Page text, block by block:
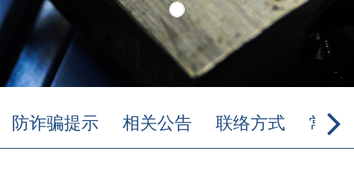
防诈骗提示 相关公告 联络方式 常用